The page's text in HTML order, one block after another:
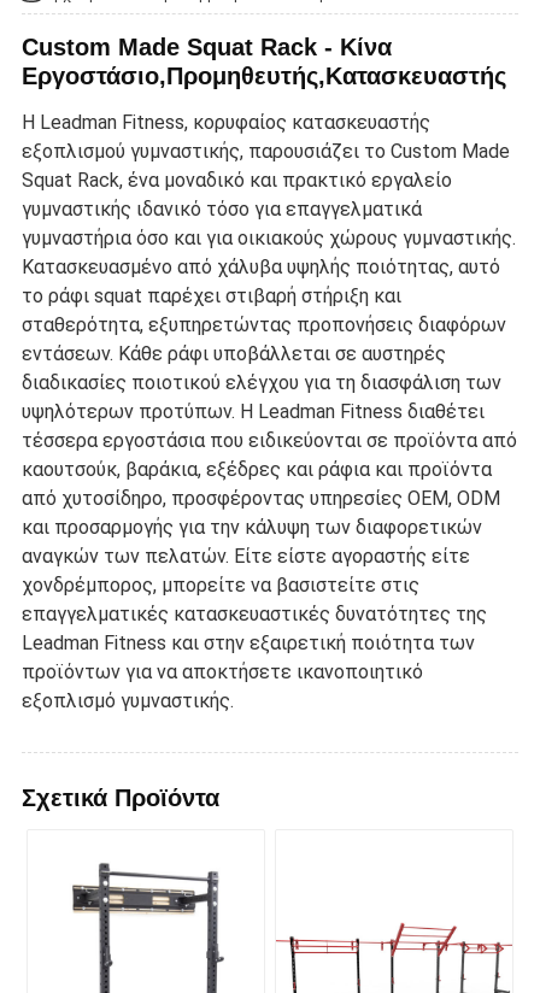
Custom Made Squat Rack - Κίνα
Εργοστάσιο,Προμηθευτής,Κατασκευαστής
Η Leadman Fitness, κορυφαίος κατασκευαστής
εξοπλισμού γυμναστικής, παρουσιάζει το Custom Made
Squat Rack, ένα μοναδικό και πρακτικό εργαλείο
γυμναστικής ιδανικό τόσο για επαγγελματικά
γυμναστήρια όσο και για οικιακούς χώρους γυμναστικής.
Κατασκευασμένο από χάλυβα υψηλής ποιότητας, αυτό
το ράφι squat παρέχει στιβαρή στήριξη και
σταθερότητα, εξυπηρετώντας προπονήσεις διαφόρων
εντάσεων. Κάθε ράφι υποβάλλεται σε αυστηρές
διαδικασίες ποιοτικού ελέγχου για τη διασφάλιση των
υψηλότερων προτύπων. Η Leadman Fitness διαθέτει
τέσσερα εργοστάσια που ειδικεύονται σε προϊόντα από
καουτσούκ, βαράκια, εξέδρες και ράφια και προϊόντα
από χυτοσίδηρο, προσφέροντας υπηρεσίες OEM, ODM
και προσαρμογής για την κάλυψη των διαφορετικών
αναγκών των πελατών. Είτε είστε αγοραστής είτε
χονδρέμπορος, μπορείτε να βασιστείτε στις
επαγγελματικές κατασκευαστικές δυνατότητες της
Leadman Fitness και στην εξαιρετική ποιότητα των
προϊόντων για να αποκτήσετε ικανοποιητικό
εξοπλισμό γυμναστικής.
Σχετικά Προϊόντα